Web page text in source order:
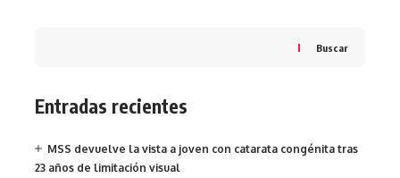
Buscar
Entradas recientes
MSS devuelve la vista a joven con catarata congénita tras
23 años de limitación visual